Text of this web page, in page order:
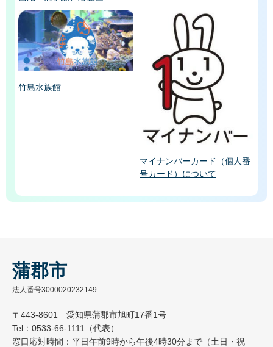
竹島水族館
マイナンバーカード（個人番
号カード）について
蒲郡市
法人番号3000020232149
〒443-8601 愛知県蒲郡市旭町17番1号
Tel：0533-66-1111（代表）
窓口応対時間：平日午前9時から午後4時30分まで（土日・祝